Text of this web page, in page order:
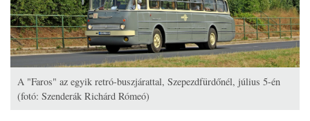
A "Faros" az egyik retró-buszjárattal, Szepezdfürdőnél, július 5-én
(fotó: Szenderák Richárd Rómeó)